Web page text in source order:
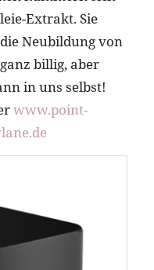
Extrakt. Sie
Neubildung von
billig, aber
in uns selbst!
www.point-